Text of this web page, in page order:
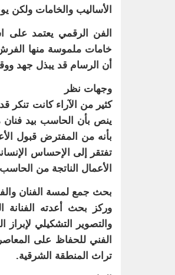
الأساليب والخامات
الفن الرقمي يعتمد على
خامات ملموسة منها الفرش
أن الرسام قد يبذل جهد
وجهات نظر
كثير من الآراء كانت تنكر
ينص بأن الحاسب بيد فنان
بأنه من المفترض قبول
تفتقر إلى الإحساس
الأعمال الناتجة من
بحث جمع لمسة الفنان
وركز بحث أعدته الفنانة
والتصوير التشكيلي
الفني للحفاظ على
تراث المنطقة الشرقية.